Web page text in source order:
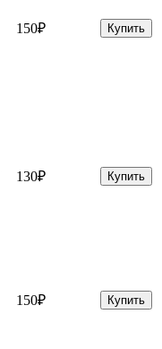
150₽ Купить
130₽ Купить
150₽ Купить